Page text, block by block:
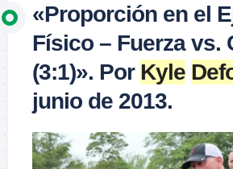
«Proporción en el
Físico – Fuerza vs.
(3:1)». Por Kyle
junio de 2013.